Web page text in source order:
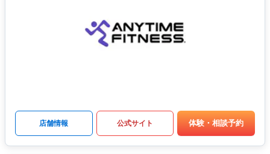
店舗情報 公式サイト 体験・相談予約